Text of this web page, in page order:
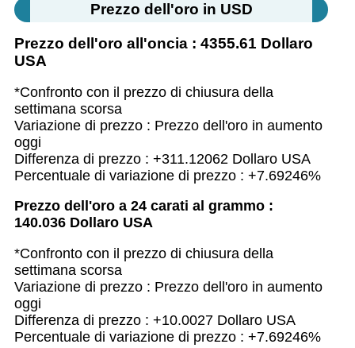
Prezzo dell'oro in USD
Prezzo dell'oro all'oncia : 4355.61 Dollaro
USA
*Confronto con il prezzo di chiusura della
settimana scorsa
Variazione di prezzo : Prezzo dell'oro in aumento
oggi
Differenza di prezzo : +311.12062 Dollaro USA
Percentuale di variazione di prezzo : +7.69246%
Prezzo dell'oro a 24 carati al grammo :
140.036 Dollaro USA
*Confronto con il prezzo di chiusura della
settimana scorsa
Variazione di prezzo : Prezzo dell'oro in aumento
oggi
Differenza di prezzo : +10.0027 Dollaro USA
Percentuale di variazione di prezzo : +7.69246%